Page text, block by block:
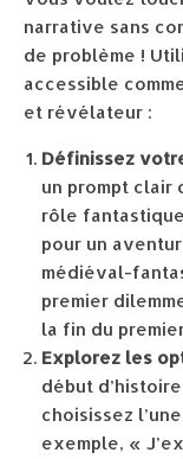
narrative sans
de problème !
accessible
et révélateur :
Définissez
un prompt clair
rôle
pour un
médiéval-
premier
la fin du
Explorez les
début
choisissez
exemple, «